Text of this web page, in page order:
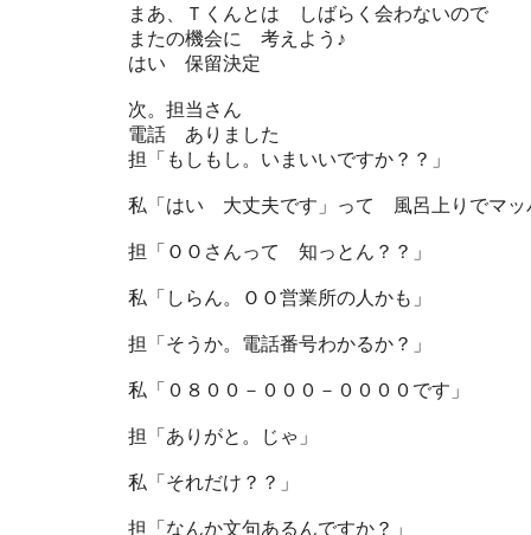
まあ、Ｔくんとは しばらく会わないので
またの機会に 考えよう♪
はい 保留決定
次。担当さん
電話 ありました
担「もしもし。いまいいですか？？」
私「はい 大丈夫です」って 風呂上りでマッ
担「ＯＯさんって 知っとん？？」
私「しらん。ＯＯ営業所の人かも」
担「そうか。電話番号わかるか？」
私「０８００－０００－００００です」
担「ありがと。じゃ」
私「それだけ？？」
担「なんか文句あるんですか？」